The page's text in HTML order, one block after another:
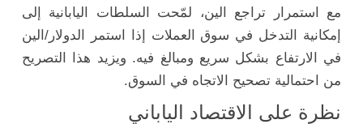
مع استمرار تراجع الين، لمّحت السلطات اليابانية إلى
إمكانية التدخل في سوق العملات إذا استمر الدولار/الين
في الارتفاع بشكل سريع ومبالغ فيه. ويزيد هذا التصريح
من احتمالية تصحيح الاتجاه في السوق.
نظرة على الاقتصاد الياباني